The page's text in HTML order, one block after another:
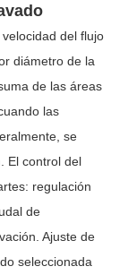
del flujo
diámetro de la
de las áreas
las
se
El control del
regulación
de
Ajuste de
seleccionada